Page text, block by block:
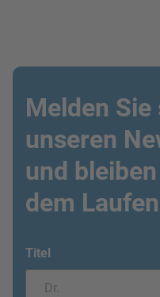
Melden
unseren
und
dem
Titel